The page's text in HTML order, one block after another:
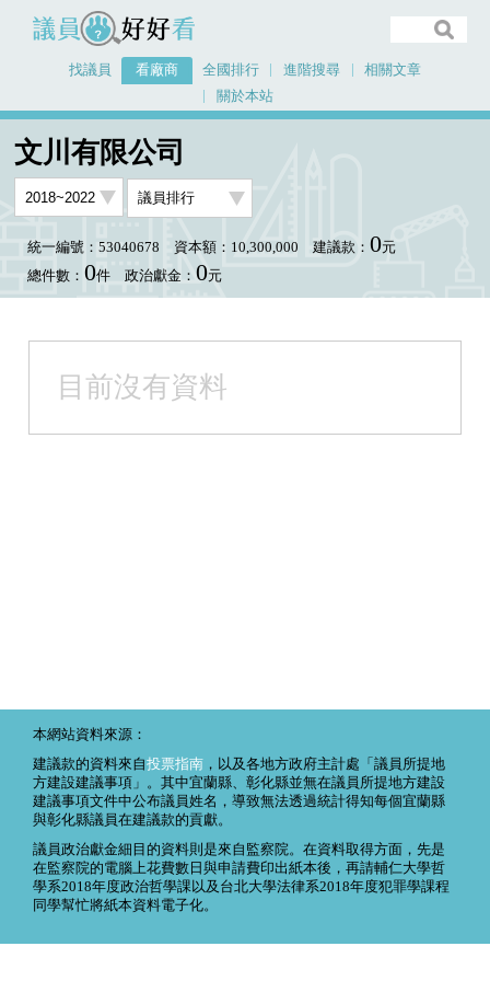
議員好好看
找議員 看廠商 全國排行 進階搜尋
相關文章
關於本站
文川有限公司
統一編號：53040678 資本額：10,300,000 建議款： 0元
總件數： 0件 政治獻金： 0元
目前沒有資料
本網站資料來源：
建議款的資料來自投票指南 ，以及各地方政府主計處「議員所提地
方建設建議事項」。其中宜蘭縣、彰化縣並無在議員所提地方建設
建議事項文件中公布議員姓名，導致無法透過統計得知每個宜蘭縣
與彰化縣議員在建議款的貢獻。
議員政治獻金細目的資料則是來自監察院。在資料取得方面，先是
在監察院的電腦上花費數日與申請費印出紙本後，再請輔仁大學哲
學系2018年度政治哲學課以及台北大學法律系2018年度犯罪學課程
同學幫忙將紙本資料電子化。